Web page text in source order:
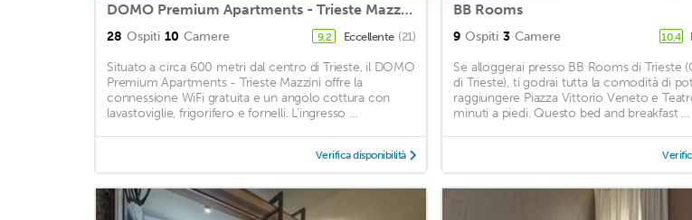
DOMO Premium Apartments - Trieste Mazzini
28 Ospiti 10 Camere 9,2 Eccellente (21)
Situato a circa 600 metri dal centro di Trieste, il DOMO
Premium Apartments - Trieste Mazzini offre la
connessione WiFi gratuita e un angolo cottura con
lavastoviglie, frigorifero e fornelli. L’ingresso ...
Verifica disponibilità
BB Rooms
9 Ospiti 3 Camere 10,4
Se alloggerai presso BB Rooms di Trieste
di Trieste), ti godrai tutta la comodità di
raggiungere Piazza Vittorio Veneto e
minuti a piedi. Questo bed and breakfast ...